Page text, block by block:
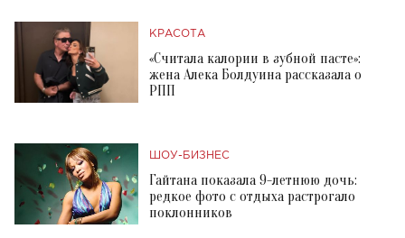
КРАСОТА
«Считала калории в зубной пасте»:
жена Алека Болдуина рассказала о
РПП
ШОУ-БИЗНЕС
Гайтана показала 9-летнюю дочь:
редкое фото с отдыха растрогало
поклонников